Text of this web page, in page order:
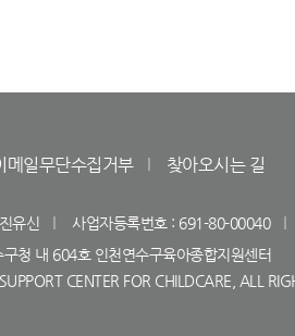
메일무단수집거부 찾아오시는 길
유신 사업자등록번호 : 691-80-00040
청 내 604호 인천연수구육아종합지원센터
CENTER FOR CHILDCARE, ALL